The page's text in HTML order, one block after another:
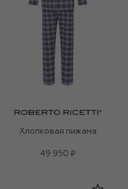
Хлопковая пижама
49 950 ₽